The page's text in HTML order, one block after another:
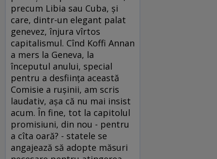
precum Libia sau Cuba, şi
care, dintr-un elegant palat
genevez, înjura vîrtos
capitalismul. Cînd Koffi Annan
a mers la Geneva, la
începutul anului, special
pentru a desfiinţa această
Comisie a ruşinii, am scris
laudativ, aşa că nu mai insist
acum. În fine, tot la capitolul
promisiuni, din nou - pentru
a cîta oară? - statele se
angajează să adopte măsuri